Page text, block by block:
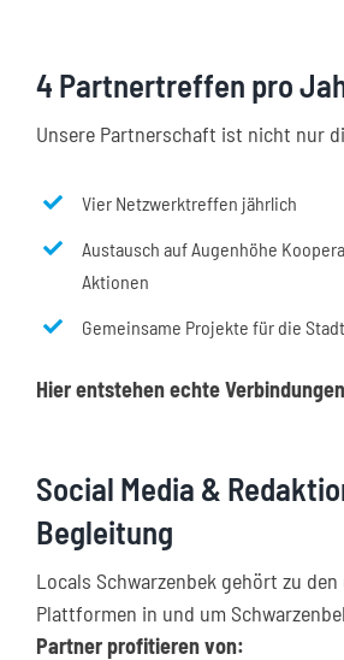
4 Partnertreffen pro
Unsere Partnerschaft ist nicht nur
Vier Netzwerktreffen jährlich
Austausch auf Augenhöhe
Aktionen
Gemeinsame Projekte für die Stadt
Hier entstehen echte
Social Media &
Begleitung
Locals Schwarzenbek gehört zu
Plattformen in und um
Partner profitieren von: